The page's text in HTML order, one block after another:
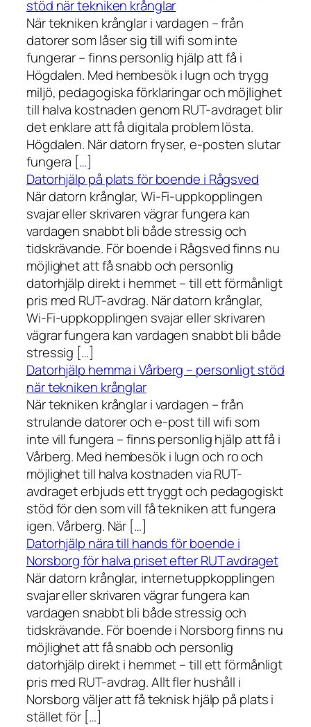
stöd när tekniken krånglar
När tekniken krånglar i vardagen – från
datorer som låser sig till wifi som inte
fungerar – finns personlig hjälp att få i
Högdalen. Med hembesök i lugn och trygg
miljö, pedagogiska förklaringar och möjlighet
till halva kostnaden genom RUT-avdraget blir
det enklare att få digitala problem lösta.
Högdalen. När datorn fryser, e-posten slutar
fungera […]
Datorhjälp på plats för boende i Rågsved
När datorn krånglar, Wi-Fi-uppkopplingen
svajar eller skrivaren vägrar fungera kan
vardagen snabbt bli både stressig och
tidskrävande. För boende i Rågsved finns nu
möjlighet att få snabb och personlig
datorhjälp direkt i hemmet – till ett förmånligt
pris med RUT-avdrag. När datorn krånglar,
Wi-Fi-uppkopplingen svajar eller skrivaren
vägrar fungera kan vardagen snabbt bli både
stressig […]
Datorhjälp hemma i Vårberg – personligt stöd
när tekniken krånglar
När tekniken krånglar i vardagen – från
strulande datorer och e-post till wifi som
inte vill fungera – finns personlig hjälp att få i
Vårberg. Med hembesök i lugn och ro och
möjlighet till halva kostnaden via RUT-
avdraget erbjuds ett tryggt och pedagogiskt
stöd för den som vill få tekniken att fungera
igen. Vårberg. När […]
Datorhjälp nära till hands för boende i
Norsborg för halva priset efter RUT avdraget
När datorn krånglar, internetuppkopplingen
svajar eller skrivaren vägrar fungera kan
vardagen snabbt bli både stressig och
tidskrävande. För boende i Norsborg finns nu
möjlighet att få snabb och personlig
datorhjälp direkt i hemmet – till ett förmånligt
pris med RUT-avdrag. Allt fler hushåll i
Norsborg väljer att få teknisk hjälp på plats i
stället för […]